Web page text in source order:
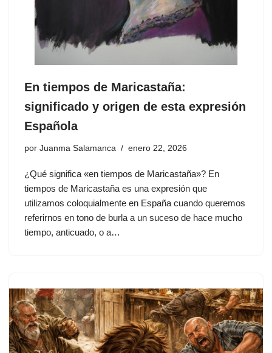
En tiempos de Maricastaña:
significado y origen de esta expresión
Española
por Juanma Salamanca enero 22, 2026
¿Qué significa «en tiempos de Maricastaña»? En
tiempos de Maricastaña es una expresión que
utilizamos coloquialmente en España cuando queremos
referirnos en tono de burla a un suceso de hace mucho
tiempo, anticuado, o a…